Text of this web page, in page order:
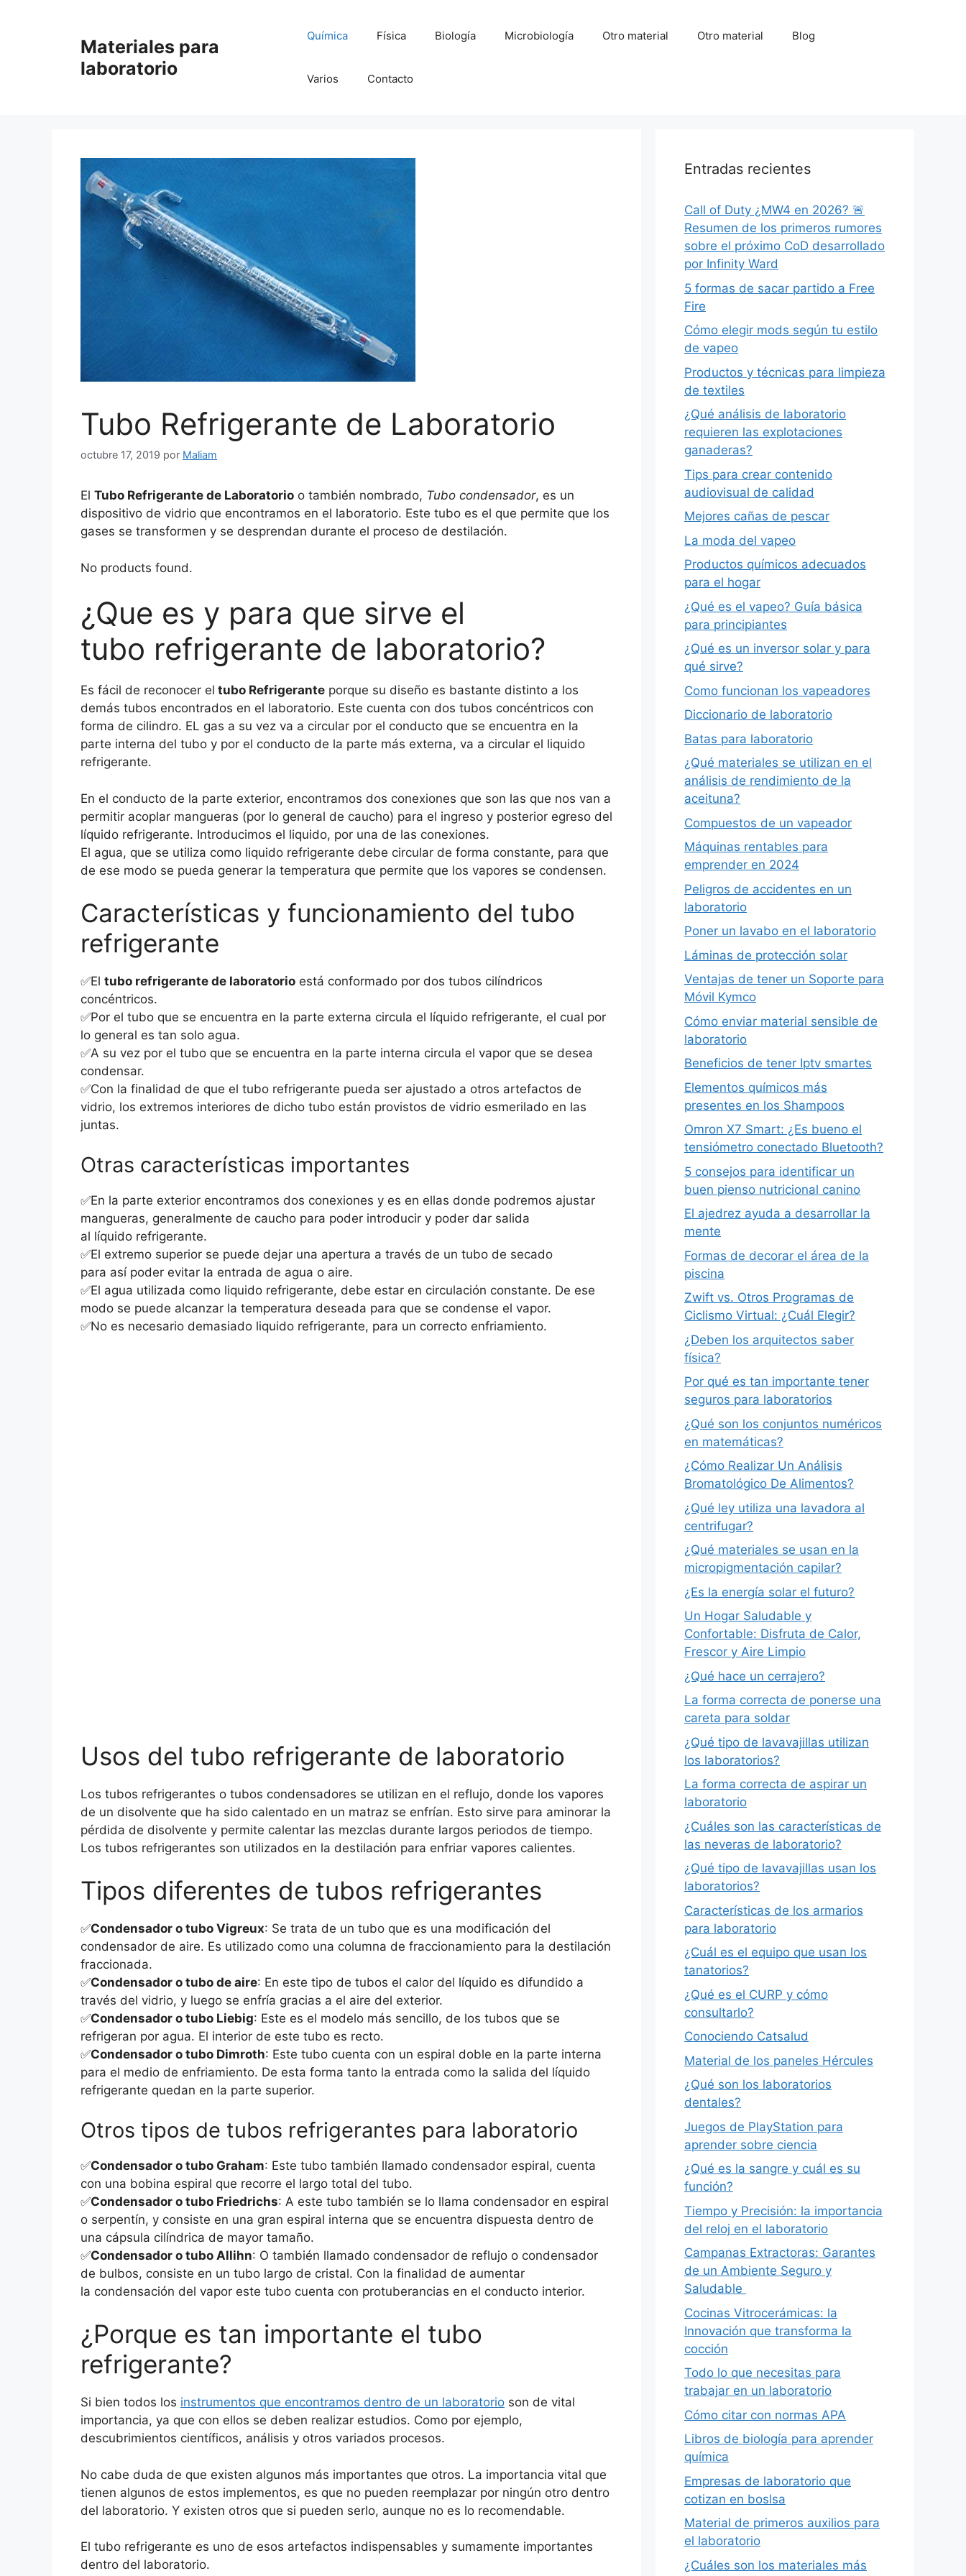
Materiales para
laboratorio
Química Física Biología Microbiología Otro material Otro material Blog
Varios Contacto
Tubo Refrigerante de Laboratorio
octubre 17, 2019 por Maliam
El Tubo Refrigerante de Laboratorio o también nombrado, Tubo condensador, es un
dispositivo de vidrio que encontramos en el laboratorio. Este tubo es el que permite que los
gases se transformen y se desprendan durante el proceso de destilación.
No products found.
¿Que es y para que sirve el
tubo refrigerante de laboratorio?
Es fácil de reconocer el tubo Refrigerante porque su diseño es bastante distinto a los
demás tubos encontrados en el laboratorio. Este cuenta con dos tubos concéntricos con
forma de cilindro. EL gas a su vez va a circular por el conducto que se encuentra en la
parte interna del tubo y por el conducto de la parte más externa, va a circular el liquido
refrigerante.
En el conducto de la parte exterior, encontramos dos conexiones que son las que nos van a
permitir acoplar mangueras (por lo general de caucho) para el ingreso y posterior egreso del
líquido refrigerante. Introducimos el liquido, por una de las conexiones.
El agua, que se utiliza como liquido refrigerante debe circular de forma constante, para que
de ese modo se pueda generar la temperatura que permite que los vapores se condensen.
Características y funcionamiento del tubo
refrigerante
✅El tubo refrigerante de laboratorio está conformado por dos tubos cilíndricos
concéntricos.
✅Por el tubo que se encuentra en la parte externa circula el líquido refrigerante, el cual por
lo general es tan solo agua.
✅A su vez por el tubo que se encuentra en la parte interna circula el vapor que se desea
condensar.
✅Con la finalidad de que el tubo refrigerante pueda ser ajustado a otros artefactos de
vidrio, los extremos interiores de dicho tubo están provistos de vidrio esmerilado en las
juntas.
Otras características importantes
✅En la parte exterior encontramos dos conexiones y es en ellas donde podremos ajustar
mangueras, generalmente de caucho para poder introducir y poder dar salida
al líquido refrigerante.
✅El extremo superior se puede dejar una apertura a través de un tubo de secado
para así poder evitar la entrada de agua o aire.
✅El agua utilizada como liquido refrigerante, debe estar en circulación constante. De ese
modo se puede alcanzar la temperatura deseada para que se condense el vapor.
✅No es necesario demasiado liquido refrigerante, para un correcto enfriamiento.
Usos del tubo refrigerante de laboratorio
Los tubos refrigerantes o tubos condensadores se utilizan en el reflujo, donde los vapores
de un disolvente que ha sido calentado en un matraz se enfrían. Esto sirve para aminorar la
pérdida de disolvente y permite calentar las mezclas durante largos periodos de tiempo.
Los tubos refrigerantes son utilizados en la destilación para enfriar vapores calientes.
Tipos diferentes de tubos refrigerantes
✅Condensador o tubo Vigreux: Se trata de un tubo que es una modificación del
condensador de aire. Es utilizado como una columna de fraccionamiento para la destilación
fraccionada.
✅Condensador o tubo de aire: En este tipo de tubos el calor del líquido es difundido a
través del vidrio, y luego se enfría gracias a el aire del exterior.
✅Condensador o tubo Liebig: Este es el modelo más sencillo, de los tubos que se
refrigeran por agua. El interior de este tubo es recto.
✅Condensador o tubo Dimroth: Este tubo cuenta con un espiral doble en la parte interna
para el medio de enfriamiento. De esta forma tanto la entrada como la salida del líquido
refrigerante quedan en la parte superior.
Otros tipos de tubos refrigerantes para laboratorio
✅Condensador o tubo Graham: Este tubo también llamado condensador espiral, cuenta
con una bobina espiral que recorre el largo total del tubo.
✅Condensador o tubo Friedrichs: A este tubo también se lo llama condensador en espiral
o serpentín, y consiste en una gran espiral interna que se encuentra dispuesta dentro de
una cápsula cilíndrica de mayor tamaño.
✅Condensador o tubo Allihn: O también llamado condensador de reflujo o condensador
de bulbos, consiste en un tubo largo de cristal. Con la finalidad de aumentar
la condensación del vapor este tubo cuenta con protuberancias en el conducto interior.
¿Porque es tan importante el tubo
refrigerante?
Si bien todos los instrumentos que encontramos dentro de un laboratorio son de vital
importancia, ya que con ellos se deben realizar estudios. Como por ejemplo,
descubrimientos científicos, análisis y otros variados procesos.
No cabe duda de que existen algunos más importantes que otros. La importancia vital que
tienen algunos de estos implementos, es que no pueden reemplazar por ningún otro dentro
del laboratorio. Y existen otros que si pueden serlo, aunque no es lo recomendable.
El tubo refrigerante es uno de esos artefactos indispensables y sumamente importantes
dentro del laboratorio.
Entradas recientes
Call of Duty ¿MW4 en 2026? 🚨
Resumen de los primeros rumores
sobre el próximo CoD desarrollado
por Infinity Ward
5 formas de sacar partido a Free
Fire
Cómo elegir mods según tu estilo
de vapeo
Productos y técnicas para limpieza
de textiles
¿Qué análisis de laboratorio
requieren las explotaciones
ganaderas?
Tips para crear contenido
audiovisual de calidad
Mejores cañas de pescar
La moda del vapeo
Productos químicos adecuados
para el hogar
¿Qué es el vapeo? Guía básica
para principiantes
¿Qué es un inversor solar y para
qué sirve?
Como funcionan los vapeadores
Diccionario de laboratorio
Batas para laboratorio
¿Qué materiales se utilizan en el
análisis de rendimiento de la
aceituna?
Compuestos de un vapeador
Máquinas rentables para
emprender en 2024
Peligros de accidentes en un
laboratorio
Poner un lavabo en el laboratorio
Láminas de protección solar
Ventajas de tener un Soporte para
Móvil Kymco
Cómo enviar material sensible de
laboratorio
Beneficios de tener Iptv smartes
Elementos químicos más
presentes en los Shampoos
Omron X7 Smart: ¿Es bueno el
tensiómetro conectado Bluetooth?
5 consejos para identificar un
buen pienso nutricional canino
El ajedrez ayuda a desarrollar la
mente
Formas de decorar el área de la
piscina
Zwift vs. Otros Programas de
Ciclismo Virtual: ¿Cuál Elegir?
¿Deben los arquitectos saber
física?
Por qué es tan importante tener
seguros para laboratorios
¿Qué son los conjuntos numéricos
en matemáticas?
¿Cómo Realizar Un Análisis
Bromatológico De Alimentos?
¿Qué ley utiliza una lavadora al
centrifugar?
¿Qué materiales se usan en la
micropigmentación capilar?
¿Es la energía solar el futuro?
Un Hogar Saludable y
Confortable: Disfruta de Calor,
Frescor y Aire Limpio
¿Qué hace un cerrajero?
La forma correcta de ponerse una
careta para soldar
¿Qué tipo de lavavajillas utilizan
los laboratorios?
La forma correcta de aspirar un
laboratorio
¿Cuáles son las características de
las neveras de laboratorio?
¿Qué tipo de lavavajillas usan los
laboratorios?
Características de los armarios
para laboratorio
¿Cuál es el equipo que usan los
tanatorios?
¿Qué es el CURP y cómo
consultarlo?
Conociendo Catsalud
Material de los paneles Hércules
¿Qué son los laboratorios
dentales?
Juegos de PlayStation para
aprender sobre ciencia
¿Qué es la sangre y cuál es su
función?
Tiempo y Precisión: la importancia
del reloj en el laboratorio
Campanas Extractoras: Garantes
de un Ambiente Seguro y
Saludable
Cocinas Vitrocerámicas: la
Innovación que transforma la
cocción
Todo lo que necesitas para
trabajar en un laboratorio
Cómo citar con normas APA
Libros de biología para aprender
química
Empresas de laboratorio que
cotizan en boslsa
Material de primeros auxilios para
el laboratorio
¿Cuáles son los materiales más